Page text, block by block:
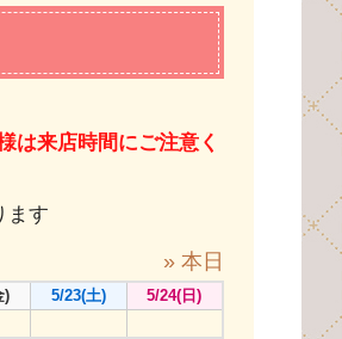
は来店時間にご注意く
ます
» 本日
) 5/23(土) 5/24(日)